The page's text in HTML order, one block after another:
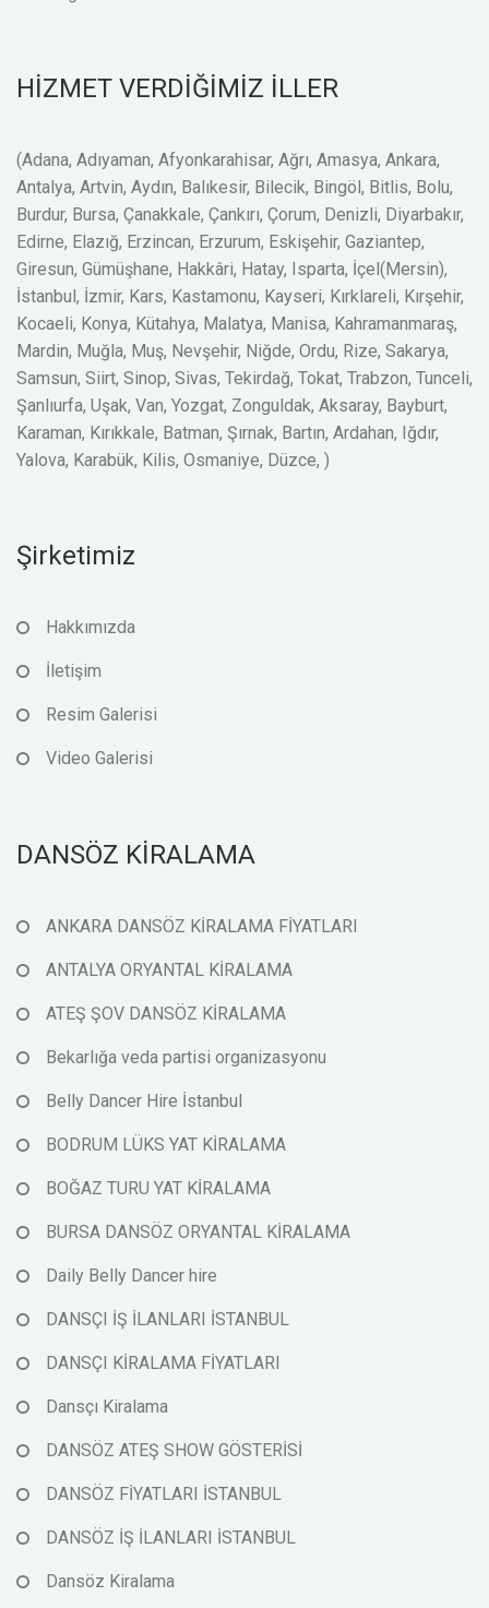
HİZMET VERDİĞİMİZ İLLER
(Adana, Adıyaman, Afyonkarahisar, Ağrı, Amasya, Ankara,
Antalya, Artvin, Aydın, Balıkesir, Bilecik, Bingöl, Bitlis, Bolu,
Burdur, Bursa, Çanakkale, Çankırı, Çorum, Denizli, Diyarbakır,
Edirne, Elazığ, Erzincan, Erzurum, Eskişehir, Gaziantep,
Giresun, Gümüşhane, Hakkâri, Hatay, Isparta, İçel(Mersin),
İstanbul, İzmir, Kars, Kastamonu, Kayseri, Kırklareli, Kırşehir,
Kocaeli, Konya, Kütahya, Malatya, Manisa, Kahramanmaraş,
Mardin, Muğla, Muş, Nevşehir, Niğde, Ordu, Rize, Sakarya,
Samsun, Siirt, Sinop, Sivas, Tekirdağ, Tokat, Trabzon, Tunceli,
Şanlıurfa, Uşak, Van, Yozgat, Zonguldak, Aksaray, Bayburt,
Karaman, Kırıkkale, Batman, Şırnak, Bartın, Ardahan, Iğdır,
Yalova, Karabük, Kilis, Osmaniye, Düzce, )
Şirketimiz
Hakkımızda
İletişim
Resim Galerisi
Video Galerisi
DANSÖZ KİRALAMA
ANKARA DANSÖZ KİRALAMA FİYATLARI
ANTALYA ORYANTAL KİRALAMA
ATEŞ ŞOV DANSÖZ KİRALAMA
Bekarlığa veda partisi organizasyonu
Belly Dancer Hire İstanbul
BODRUM LÜKS YAT KİRALAMA
BOĞAZ TURU YAT KİRALAMA
BURSA DANSÖZ ORYANTAL KİRALAMA
Daily Belly Dancer hire
DANSÇI İŞ İLANLARI İSTANBUL
DANSÇI KİRALAMA FİYATLARI
Dansçı Kiralama
DANSÖZ ATEŞ SHOW GÖSTERİSİ
DANSÖZ FİYATLARI İSTANBUL
DANSÖZ İŞ İLANLARI İSTANBUL
Dansöz Kiralama